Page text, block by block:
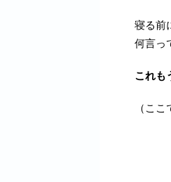
寝る前
何言っ
これも
（こ